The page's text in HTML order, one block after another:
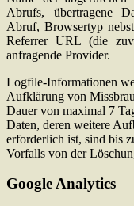
Abrufs, übertragene
Abruf, Browsertyp
Referrer URL (die
anfragende Provider.
Logfile-Informationen
Aufklärung von
Dauer von maximal 7
Daten, deren weitere
erforderlich ist, sind bis
Vorfalls von der
Google Analytics